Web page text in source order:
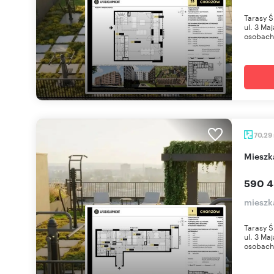
Tarasy
ul. 3
70,29
590
Tarasy
ul. 3